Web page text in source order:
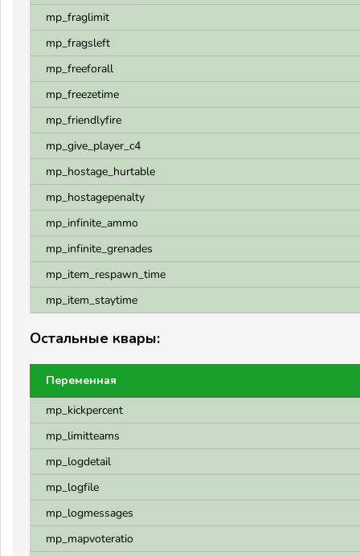
mp_fraglimit
mp_fragsleft
mp_freeforall
mp_freezetime
mp_friendlyfire
mp_give_player_c4
mp_hostage_hurtable
mp_hostagepenalty
mp_infinite_ammo
mp_infinite_grenades
mp_item_respawn_time
mp_item_staytime
Остальные квары:
Переменная
mp_kickpercent
mp_limitteams
mp_logdetail
mp_logfile
mp_logmessages
mp_mapvoteratio